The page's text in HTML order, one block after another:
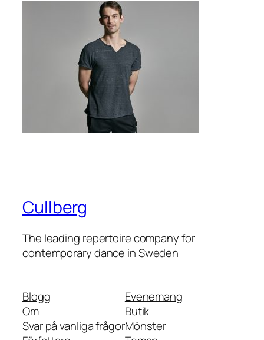
Cullberg
The leading repertoire company for
contemporary dance in Sweden
Blogg
Om
Svar på vanliga frågor
Evenemang
Butik
Mönster